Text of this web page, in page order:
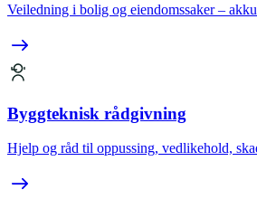
Veiledning i bolig og eiendomssaker –
Byggteknisk rådgivning
Hjelp og råd til oppussing, vedlikehold,